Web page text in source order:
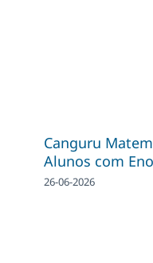
Canguru
Alunos com
26-06-2026